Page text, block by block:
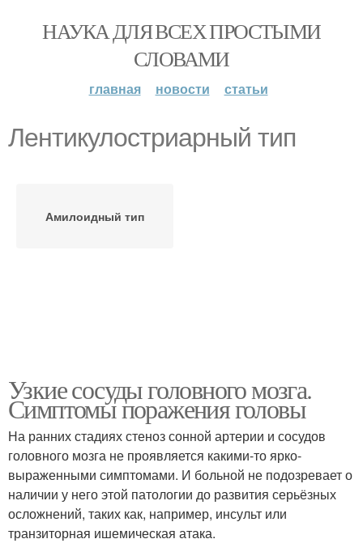
НАУКА ДЛЯ ВСЕХ ПРОСТЫМИ
СЛОВАМИ
главная новости статьи
Лентикулостриарный тип
Амилоидный тип
Узкие сосуды головного мозга.
Симптомы поражения головы
На ранних стадиях стеноз сонной артерии и сосудов
головного мозга не проявляется какими-то ярко-
выраженными симптомами. И больной не подозревает о
наличии у него этой патологии до развития серьёзных
осложнений, таких как, например, инсульт или
транзиторная ишемическая атака.